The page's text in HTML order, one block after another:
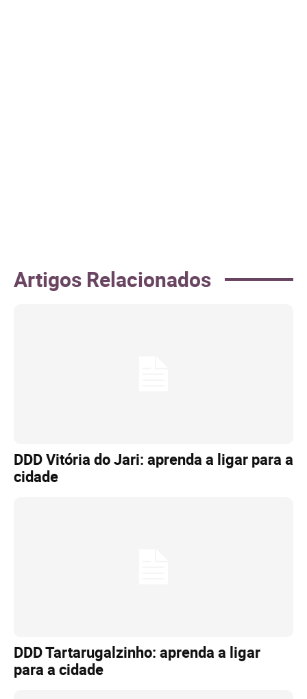
Artigos Relacionados
DDD Vitória do Jari: aprenda a ligar para a
cidade
DDD Tartarugalzinho: aprenda a ligar
para a cidade